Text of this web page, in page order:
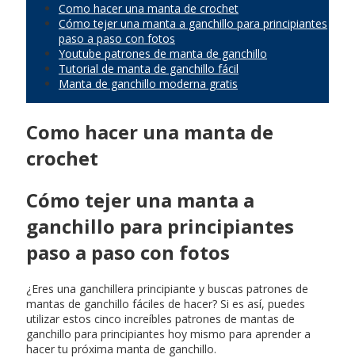
Como hacer una manta de crochet
Cómo tejer una manta a ganchillo para principiantes
paso a paso con fotos
Youtube patrones de manta de ganchillo
Tutorial de manta de ganchillo fácil
Manta de ganchillo moderna gratis
Como hacer una manta de
crochet
Cómo tejer una manta a
ganchillo para principiantes
paso a paso con fotos
¿Eres una ganchillera principiante y buscas patrones de
mantas de ganchillo fáciles de hacer? Si es así, puedes
utilizar estos cinco increíbles patrones de mantas de
ganchillo para principiantes hoy mismo para aprender a
hacer tu próxima manta de ganchillo.